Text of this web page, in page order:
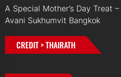
A Special Mother’s Day Treat
Avani Sukhumvit Bangkok
CREDIT > THAIRATH